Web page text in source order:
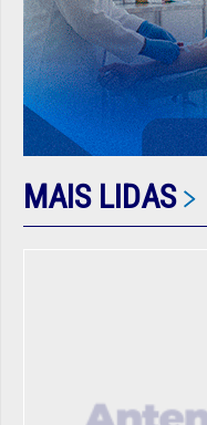
MAIS LIDAS